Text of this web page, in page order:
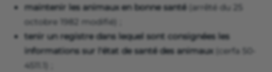
maintenir les animaux en bonne santé (arrêté du 25
octobre 1982 modifié) ;
tenir un registre dans lequel sont consignées les
informations sur l'état de santé des animaux (cerfa 50-
4511.1) ;